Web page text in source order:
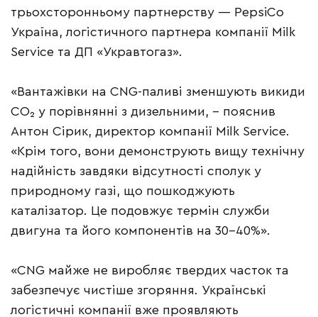
трьохсторонньому партнерству — PepsiCo
Україна, логістичного партнера компанії Milk
Service та ДП «Укравтогаз».
«Вантажівки на CNG-паливі зменшують викиди
CO₂ у порівнянні з дизельними, – пояснив
Антон Сірик, директор компанії Milk Service.
«Крім того, вони демонструють вищу технічну
надійність завдяки відсутності сполук у
природному газі, що пошкоджують
каталізатор. Це подовжує термін служби
двигуна та його компонентів на 30−40%».
«CNG майже не виробляє твердих часток та
забезпечує чистіше згоряння. Українські
логістичні компанії вже проявляють